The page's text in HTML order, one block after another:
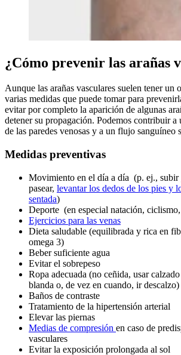
¿Cómo prevenir las arañas
Aunque las arañas vasculares suelen tener un
varias medidas que puede tomar para
evitar por completo la aparición de algunas
detener su propagación. Podemos contribuir a
de las paredes venosas y a un flujo sanguíneo
Medidas preventivas
Movimiento en el día a día (p. ej., subir
pasear, levantar los dedos de los pies y
sentada)
Deporte (en especial natación,
Ejercicios para las venas
Dieta saludable (equilibrada y rica en
omega 3)
Beber suficiente agua
Evitar el sobrepeso
Ropa adecuada (no ceñida, usar
blanda o, de vez en cuando, ir descalzo)
Baños de contraste
Tratamiento de la hipertensión arterial
Elevar las piernas
Medias de compresión en caso de
vasculares
Evitar la exposición prolongada al sol